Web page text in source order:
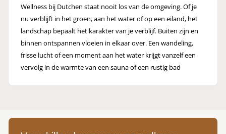
Wellness bij Dutchen staat nooit los van de omgeving. Of je
nu verblijft in het groen, aan het water of op een eiland, het
landschap bepaalt het karakter van je verblijf. Buiten zijn en
binnen ontspannen vloeien in elkaar over. Een wandeling,
frisse lucht of een moment aan het water krijgt vanzelf een
vervolg in de warmte van een sauna of een rustig bad